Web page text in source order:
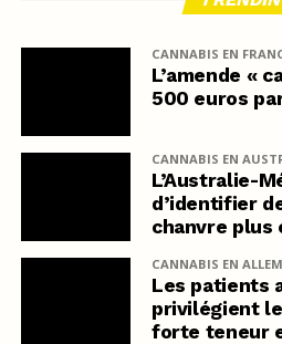
CANNABIS EN
L’amende «
500 euros
CANNABIS EN
L’Australie-
d’identifier
chanvre plus
CANNABIS EN
Les patients
privilégient
forte teneur